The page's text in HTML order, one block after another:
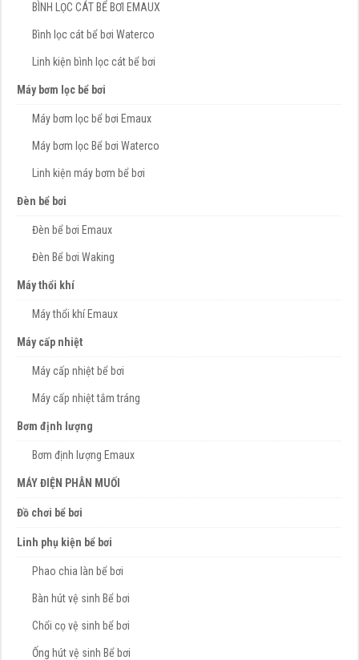
BÌNH LỌC CÁT BỂ BƠI EMAUX
Bình lọc cát bể bơi Waterco
Linh kiện bình lọc cát bể bơi
Máy bơm lọc bể bơi
Máy bơm lọc bể bơi Emaux
Máy bơm lọc Bể bơi Waterco
Linh kiện máy bơm bể bơi
Đèn bể bơi
Đèn bể bơi Emaux
Đèn Bể bơi Waking
Máy thổi khí
Máy thổi khí Emaux
Máy cấp nhiệt
Máy cấp nhiệt bể bơi
Máy cấp nhiệt tắm tráng
Bơm định lượng
Bơm định lượng Emaux
MÁY ĐIỆN PHÂN MUỐI
Đồ chơi bể bơi
Linh phụ kiện bể bơi
Phao chia làn bể bơi
Bàn hút vệ sinh Bể bơi
Chổi cọ vệ sinh bể bơi
Ống hút vệ sinh Bể bơi